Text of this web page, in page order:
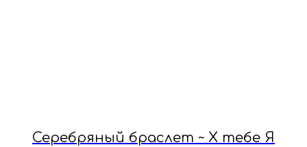
Серебряный браслет ~ Х тебе Я